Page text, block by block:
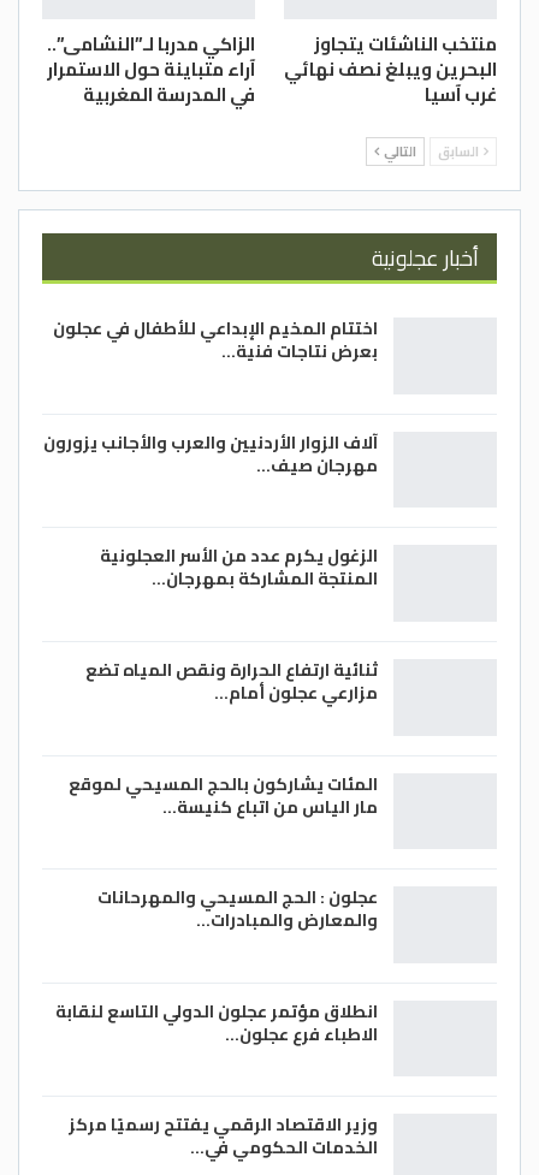
منتخب الناشئات يتجاوز
البحرين ويبلغ نصف نهائي
غرب آسيا
الزاكي مدربا لـ”النشامى”..
آراء متباينة حول الاستمرار
في المدرسة المغربية
السابق التالي
أخبار عجلونية
اختتام المخيم الإبداعي للأطفال في عجلون
بعرض نتاجات فنية…
آلاف الزوار الأردنيين والعرب والأجانب يزورون
مهرجان صيف…
الزغول يكرم عدد من الأسر العجلونية
المنتجة المشاركة بمهرجان…
ثنائية ارتفاع الحرارة ونقص المياه تضع
مزارعي عجلون أمام…
المئات يشاركون بالحج المسيحي لموقع
مار الياس من اتباع كنيسة…
عجلون : الحج المسيحي والمهرحانات
والمعارض والمبادرات…
انطلاق مؤتمر عجلون الدولي التاسع لنقابة
الاطباء فرع عجلون…
وزير الاقتصاد الرقمي يفتتح رسميًا مركز
الخدمات الحكومي في…